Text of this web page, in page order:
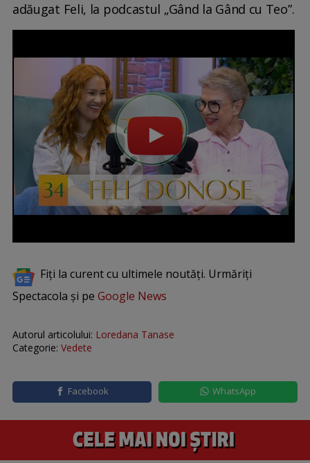
adăugat Feli, la podcastul „Gând la Gând cu Teo”.
Fiți la curent cu ultimele noutăți. Urmăriți
Spectacola și pe Google News
Autorul articolului: Loredana Tanase
Categorie: Vedete
Facebook WhatsApp